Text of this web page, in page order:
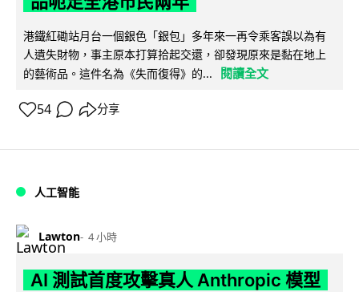
港鐵紅磡站月台一個銀色「銀包」多年來一再令乘客誤以為有
人遺失財物，事主原本打算拾起交還，卻發現原來是黏在地上
的藝術品。這件名為《失而復得》的...
閱讀全文
54 分享
人工智能
Lawton 4 小時
AI 測試首度攻擊真人 Anthropic 模型